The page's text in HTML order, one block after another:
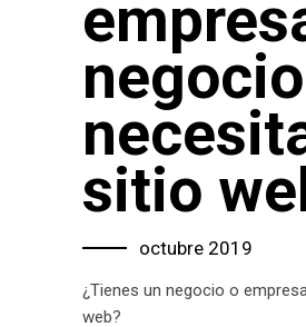
negocio
sitio
octubre 2019
¿Tienes un negocio o
web?